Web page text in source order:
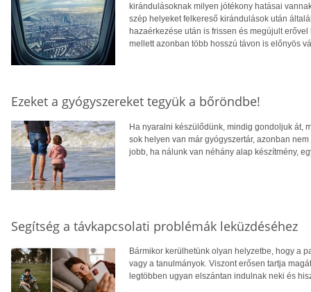
kirándulásoknak milyen jótékony hatásai
szép helyeket felkereső kirándulások után
hazaérkezése után is frissen és megújult
mellett azonban több hosszú távon is előnyös
Ezeket a gyógyszereket tegyük a bőröndbe!
Ha nyaralni készülődünk, mindig gondoljuk át,
sok helyen van már gyógyszertár, azonban
jobb, ha nálunk van néhány alap készítmény,
Segítség a távkapcsolati problémák leküzdéséhez
Bármikor kerülhetünk olyan helyzetbe, hogy a
vagy a tanulmányok. Viszont erősen tartja
legtöbben ugyan elszántan indulnak neki és